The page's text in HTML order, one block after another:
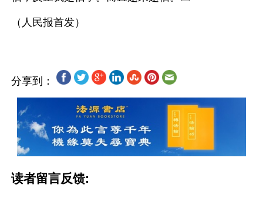
分享到：
读者留言反馈: